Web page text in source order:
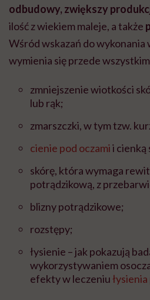
odbudowy, zwiększy
ilość z wiekiem maleje, a także
Wśród wskazań do
wymienia się przede
zmniejszenie wiotkości
lub rąk;
zmarszczki, w tym tzw.
cienie pod oczamii cienką
skórę, która wymaga
potrądzikową, z
blizny potrądzikowe;
rozstępy;
łysienie – jak pokazują
wykorzystywaniem
efekty w leczeniu